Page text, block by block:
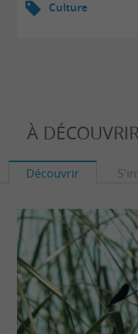
Culture
À
Découvrir